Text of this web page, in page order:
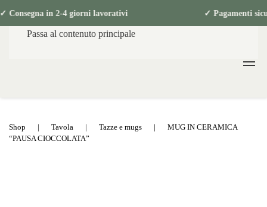
Consegna in 2-4 giorni lavorativi ✓
Passa al contenuto principale
Shop Tavola Tazze e mugs
MUG IN CERAMICA
“PAUSA CIOCCOLATA”